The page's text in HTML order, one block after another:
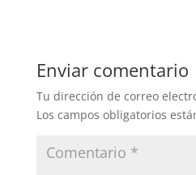
Enviar comentario
Tu dirección de correo
Los campos obligatorios